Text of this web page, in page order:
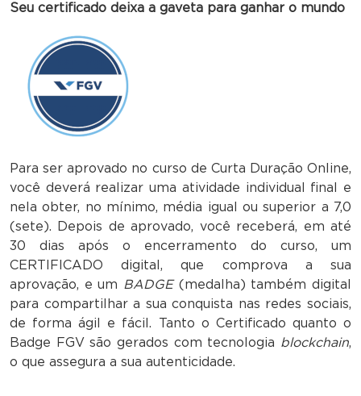
Seu certificado deixa a gaveta para ganhar o mundo
Para ser aprovado no curso de Curta Duração Online,
você deverá realizar uma atividade individual final e
nela obter, no mínimo, média igual ou superior a 7,0
(sete). Depois de aprovado, você receberá, em até
30 dias após o encerramento do curso, um
CERTIFICADO digital, que comprova a sua
aprovação, e um
BADGE (medalha) também digital
para compartilhar a sua conquista nas redes sociais,
de forma ágil e fácil. Tanto o Certificado quanto o
Badge FGV são gerados com tecnologia blockchain,
o que assegura a sua autenticidade.